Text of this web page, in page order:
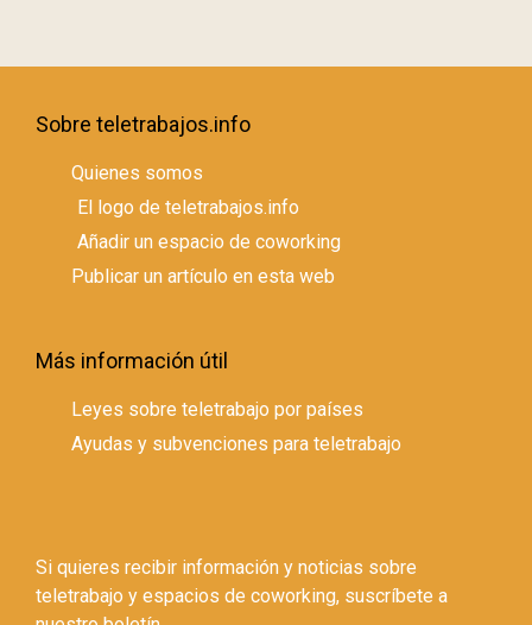
Sobre teletrabajos.info
Quienes somos
El logo de teletrabajos.info
Añadir un espacio de coworking
Publicar un artículo en esta web
Más información útil
Leyes sobre teletrabajo por países
Ayudas y subvenciones para teletrabajo
Si quieres recibir información y noticias sobre
teletrabajo y espacios de coworking, suscríbete a